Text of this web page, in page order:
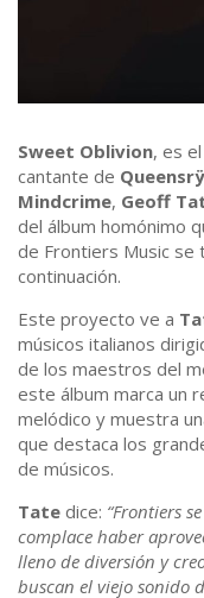
Sweet Oblivion, es
cantante de
Mindcrime, Geoff
del álbum homónimo
de Frontiers Music se
continuación.
Este proyecto ve a
músicos italianos
de los maestros del
este álbum marca un
melódico y muestra
que destaca los
de músicos.
Tate dice: “Frontiers
complace haber
lleno de diversión y
buscan el viejo sonido